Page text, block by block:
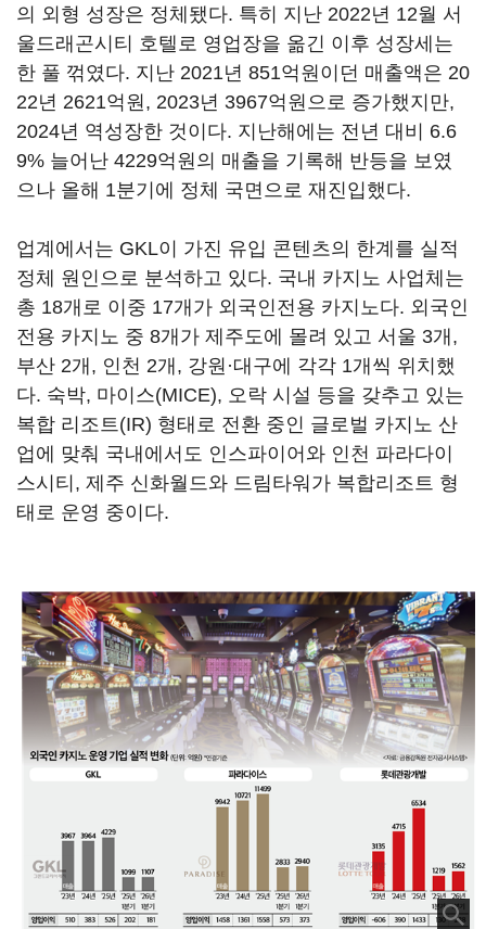
의 외형 성장은 정체됐다. 특히 지난 2022년 12월 서
울드래곤시티 호텔로 영업장을 옮긴 이후 성장세는
한 풀 꺾였다. 지난 2021년 851억원이던 매출액은 20
22년 2621억원, 2023년 3967억원으로 증가했지만,
2024년 역성장한 것이다. 지난해에는 전년 대비 6.6
9% 늘어난 4229억원의 매출을 기록해 반등을 보였
으나 올해 1분기에 정체 국면으로 재진입했다.
업계에서는 GKL이 가진 유입 콘텐츠의 한계를 실적
정체 원인으로 분석하고 있다. 국내 카지노 사업체는
총 18개로 이중 17개가 외국인전용 카지노다. 외국인
전용 카지노 중 8개가 제주도에 몰려 있고 서울 3개,
부산 2개, 인천 2개, 강원·대구에 각각 1개씩 위치했
다. 숙박, 마이스(MICE), 오락 시설 등을 갖추고 있는
복합 리조트(IR) 형태로 전환 중인 글로벌 카지노 산
업에 맞춰 국내에서도 인스파이어와 인천 파라다이
스시티, 제주 신화월드와 드림타워가 복합리조트 형
태로 운영 중이다.